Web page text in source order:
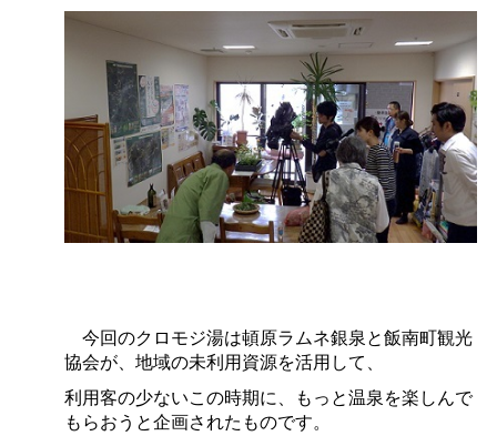
今回のクロモジ湯は頓原ラムネ銀泉と飯南町観光
協会が、地域の未利用資源を活用して、
利用客の少ないこの時期に、もっと温泉を楽しんで
もらおうと企画されたものです。